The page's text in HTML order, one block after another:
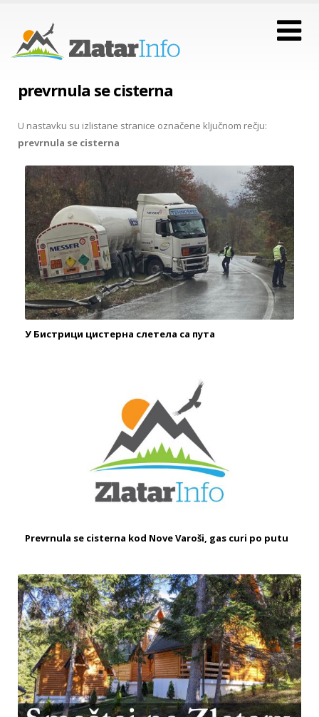
prevrnula se cisterna
U nastavku su izlistane stranice označene ključnom rečju:
prevrnula se cisterna
У Бистрици цистерна слетела са пута
Prevrnula se cisterna kod Nove Varoši, gas curi po putu